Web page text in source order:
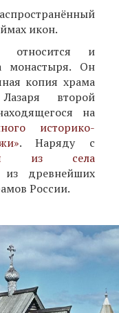
икон.
относится и
монастыря. Он
копия храма
второй
на
историко-
. Наряду с
из села
древнейших
России.